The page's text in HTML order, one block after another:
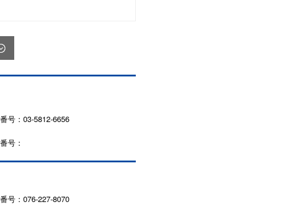
号：03-5812-6656
号：
号：076-227-8070